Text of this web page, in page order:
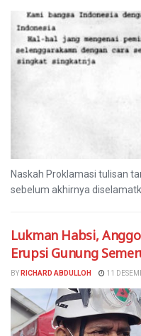
Naskah Proklamasi tulisan
sebelum akhirnya
Lukman Habsi,
Erupsi Gunung
BY RICHARD ABDULLOH 11